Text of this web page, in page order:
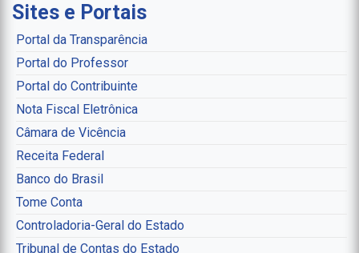
Sites e Portais
Portal da Transparência
Portal do Professor
Portal do Contribuinte
Nota Fiscal Eletrônica
Câmara de Vicência
Receita Federal
Banco do Brasil
Tome Conta
Controladoria-Geral do Estado
Tribunal de Contas do Estado